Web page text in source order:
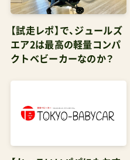
プ・オブ・ザ・イヤー2023
【試走レポ】で、ジュールズ
エア2は最高の軽量コンパ
クトベビーカーなのか？